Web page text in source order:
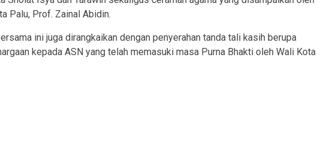
Palu, Prof. Zainal Abidin.
ini juga dirangkaikan dengan penyerahan tanda tali kasih berupa
kepada ASN yang telah memasuki masa Purna Bhakti oleh Wali Kota